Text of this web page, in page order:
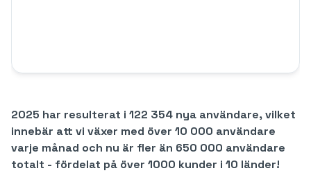
2025 har resulterat i 122 354 nya användare, vilket
innebär att vi växer med över 10 000 användare
varje månad och nu är fler än 650 000 användare
totalt - fördelat på över 1000 kunder i 10 länder!